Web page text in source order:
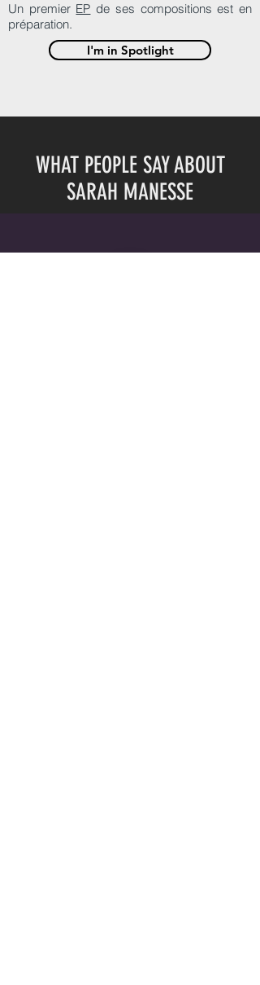
Un premier EP de ses compositions est en
préparation.
I'm in Spotlight
WHAT PEOPLE SAY ABOUT
SARAH MANESSE